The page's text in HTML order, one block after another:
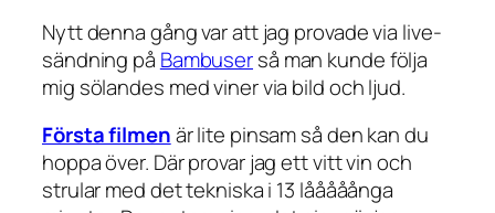
Nytt denna gång var att jag provade via live-
sändning på Bambuserså man kunde följa
mig sölandes med viner via bild och ljud.
Första filmenär lite pinsam så den kan du
hoppa över. Där provar jag ett vitt vin och
strular med det tekniska i 13 lååååånga